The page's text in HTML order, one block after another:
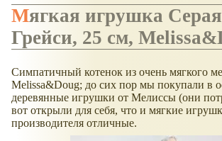
Мягкая игрушка Серая кошка
Грейси, 25 см,
Симпатичный котенок из очень мягкого
Melissa&Doug; до сих пор мы покупали в
деревянные игрушки от Мелиссы (они
вот открыли для себя, что и мягкие
производителя отличные.